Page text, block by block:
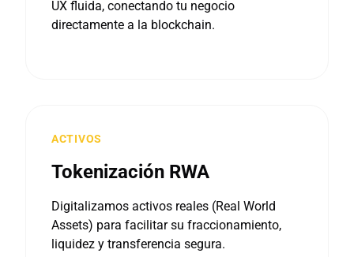
UX fluida, conectando tu negocio
directamente a la blockchain.
ACTIVOS
Tokenización RWA
Digitalizamos activos reales (Real World
Assets) para facilitar su fraccionamiento,
liquidez y transferencia segura.